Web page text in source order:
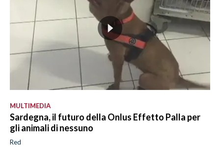
MULTIMEDIA
Sardegna, il futuro della Onlus Effetto Palla per
gli animali di nessuno
Red